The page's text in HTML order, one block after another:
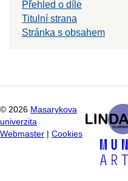
Přehled o díle
Titulní strana
Stránka s obsahem
© 2026 Masarykova
univerzita
Webmaster
Cookies